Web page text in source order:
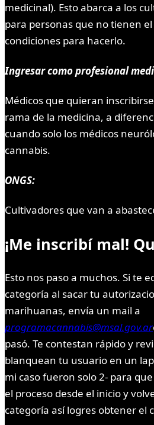
medicinal). Esto abarca a los
para personas que no tienen el
condiciones para hacerlo.
Ingresar como profesional
Médicos que quieran
rama de la medicina, a
cuando solo los médicos
cannabis.
ONGS:
Cultivadores que van a
¡Me inscribí mal!
Esto nos paso a muchos. Si te
categoría al sacar tu
marihuanas, envía un mail a
programacannabis@msal.gov.ar
pasó. Te contestan rápido y
blanquean tu usuario en un
mi caso fueron solo 2- para
el proceso desde el inicio y
categoría así logres obtener el